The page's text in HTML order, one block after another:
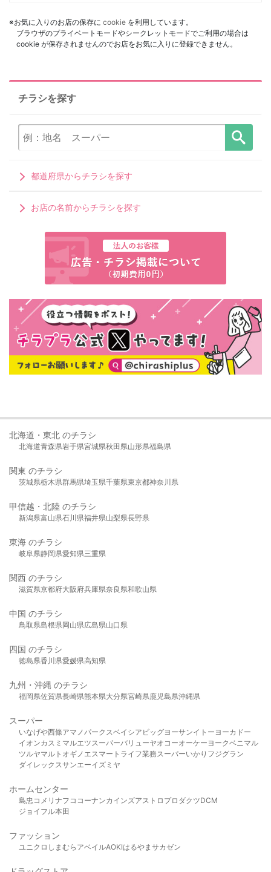
※お気に入りのお店の保存に cookie を利用しています。
ブラウザのプライベートモードやシークレットモードでご利用の場合は
cookie が保存されませんのでお店をお気に入りに登録できません。
チラシを探す
都道府県からチラシを探す
お店の名前からチラシを探す
北海道・東北 のチラシ
北海道青森県岩手県宮城県秋田県山形県福島県
関東 のチラシ
茨城県栃木県群馬県埼玉県千葉県東京都神奈川県
甲信越・北陸 のチラシ
新潟県富山県石川県福井県山梨県長野県
東海 のチラシ
岐阜県静岡県愛知県三重県
関西 のチラシ
滋賀県京都府大阪府兵庫県奈良県和歌山県
中国 のチラシ
鳥取県島根県岡山県広島県山口県
四国 のチラシ
徳島県香川県愛媛県高知県
九州・沖縄 のチラシ
福岡県佐賀県長崎県熊本県大分県宮崎県鹿児島県沖縄県
スーパー
いなげや西條アマノパークスベイシア ビッグヨーサンイトーヨーカドー
イオンカスミ マルエツスーパーバリューヤオコーオーケー ヨークベニマル
ツルヤマルト オギノ エスマート ライフ業務スーパーいかり フジグラン
ダイレックスサンエーイズミヤ
ホームセンター
島忠 コメリ ナフコ コーナンカインズアストロプロダクツDCM
ジョイフル本田
ファッション
ユニクロ しまむら アベイルAOKIはるやま サカゼン